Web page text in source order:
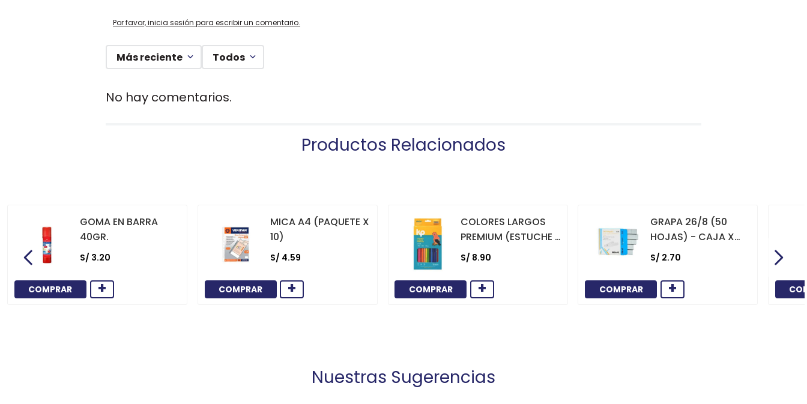
Por favor, inicia sesión para escribir un comentario.
Más reciente Todos
No hay comentarios.
Productos Relacionados
GOMA EN BARRA
40GR.
S/ 3.20
COMPRAR +
MICA A4 (PAQUETE X
10)
S/ 4.59
COMPRAR +
COLORES LARGOS
PREMIUM (ESTUCHE X
12)
S/ 8.90
COMPRAR +
GRAPA 26/8 (50
HOJAS) - CAJA X
1000
S/ 2.70
COMPRAR +
Nuestras Sugerencias